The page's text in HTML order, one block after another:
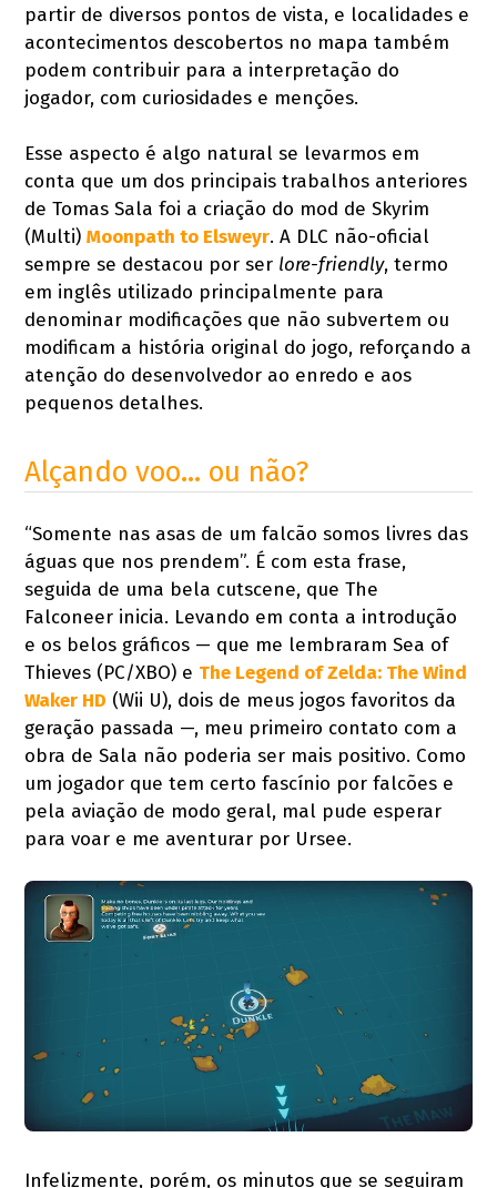
partir de diversos pontos de vista, e localidades e
acontecimentos descobertos no mapa também
podem contribuir para a interpretação do
jogador, com curiosidades e menções.
Esse aspecto é algo natural se levarmos em
conta que um dos principais trabalhos anteriores
de Tomas Sala foi a criação do mod de Skyrim
(Multi)Moonpath to Elsweyr. A DLC não-oficial
sempre se destacou por ser lore-friendly, termo
em inglês utilizado principalmente para
denominar modificações que não subvertem ou
modificam a história original do jogo, reforçando a
atenção do desenvolvedor ao enredo e aos
pequenos detalhes.
Alçando voo... ou não?
“Somente nas asas de um falcão somos livres das
águas que nos prendem”. É com esta frase,
seguida de uma bela cutscene, que The
Falconeer inicia. Levando em conta a introdução
e os belos gráficos — que me lembraram Sea of
Thieves (PC/XBO) e The Legend of Zelda: The Wind
Waker HD (Wii U), dois de meus jogos favoritos da
geração passada —, meu primeiro contato com a
obra de Sala não poderia ser mais positivo. Como
um jogador que tem certo fascínio por falcões e
pela aviação de modo geral, mal pude esperar
para voar e me aventurar por Ursee.
Infelizmente, porém, os minutos que se seguiram